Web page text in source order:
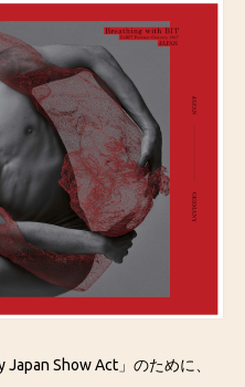
Japan Show Act」のために、